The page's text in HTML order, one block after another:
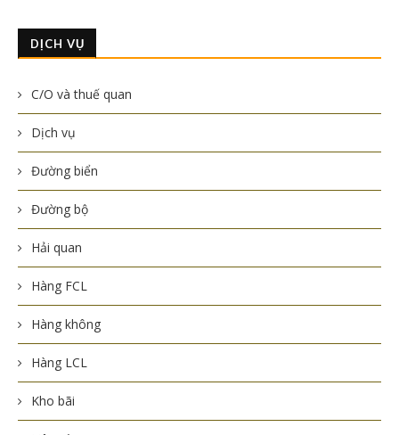
DỊCH VỤ
C/O và thuế quan
Dịch vụ
Đường biển
Đường bộ
Hải quan
Hàng FCL
Hàng không
Hàng LCL
Kho bãi